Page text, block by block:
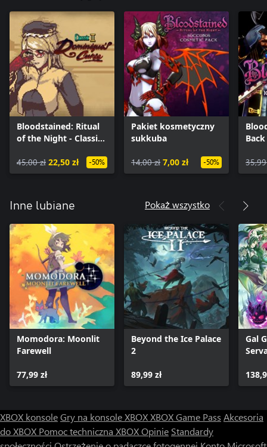
Bloodstained: Ritual
of the Night - Classic
45,00 zł 22,50 zł -50%
Pakiet kosmetyczny
sukkuba
14,00 zł 7,00 zł -50% 35,99
Inne lubiane Pokaż wszystko
Momodora: Moonlit
Farewell
77,99 zł
Beyond the Ice Palace
2
89,99 zł
Gal
XBOX konsoleGry na konsole XBOXXBOX Game Pass Akcesoria
do XBOX Pomoc techniczna XBOXOpinie Standardy